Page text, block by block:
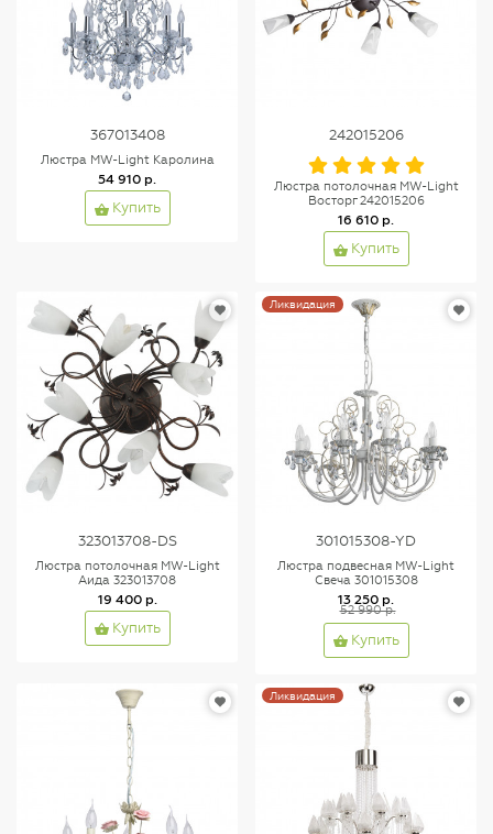
367013408
Люстра MW-Light Каролина
54 910 р.
Купить
242015206
Люстра потолочная MW-Light
Восторг 242015206
16 610 р.
Купить
323013708-DS
Люстра потолочная MW-Light
Аида 323013708
19 400 р.
Купить
Ликвидация
301015308-YD
Люстра подвесная MW-Light
Свеча 301015308
13 250 р.
52 990 р.
Купить
Ликвидация